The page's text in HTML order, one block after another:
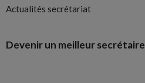
Actualités secrétariat
Devenir un meilleur secrétaire